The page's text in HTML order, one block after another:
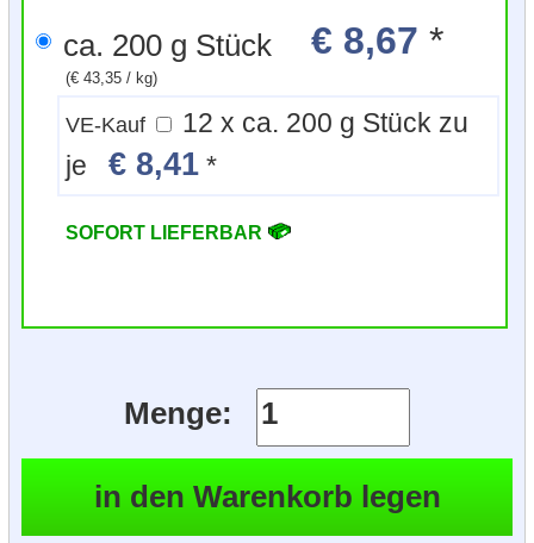
ca. 200 g Stück € 8,67 *
(€ 43,35 / kg)
VE-Kauf
12 x ca. 200 g Stück zu
je€ 8,41 *
SOFORT LIEFERBAR
Menge: